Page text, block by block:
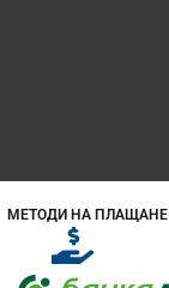
МЕТОДИ НА ПЛАЩАНЕ